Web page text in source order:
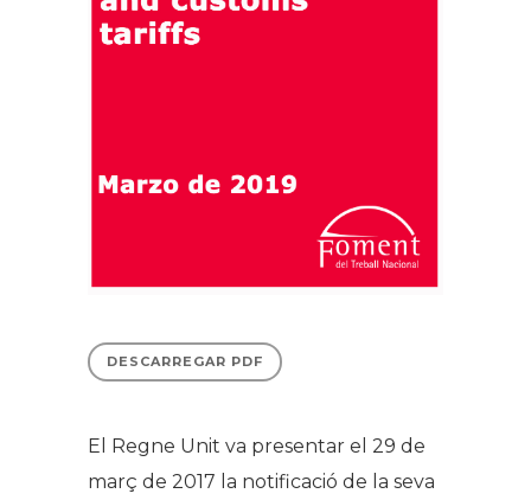
DESCARREGAR PDF
El Regne Unit va presentar el 29 de
març de 2017 la notificació de la seva